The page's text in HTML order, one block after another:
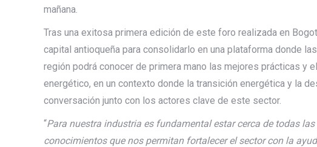
mañana.
Tras una exitosa primera edición de este foro realizada en
capital antioqueña para consolidarlo en una plataforma donde
región podrá conocer de primera mano las mejores prácticas y
energético, en un contexto donde la transición energética y la
conversación junto con los actores clave de este sector.
“Para nuestra industria es fundamental estar cerca de todas
conocimientos que nos permitan fortalecer el sector con la